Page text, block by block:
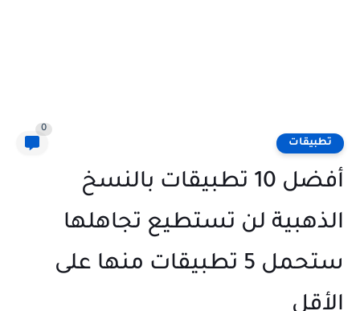
تطبيقات
0
أفضل 10 تطبيقات بالنسخ
الذهبية لن تستطيع تجاهلها
ستحمل 5 تطبيقات منها على
الأقل